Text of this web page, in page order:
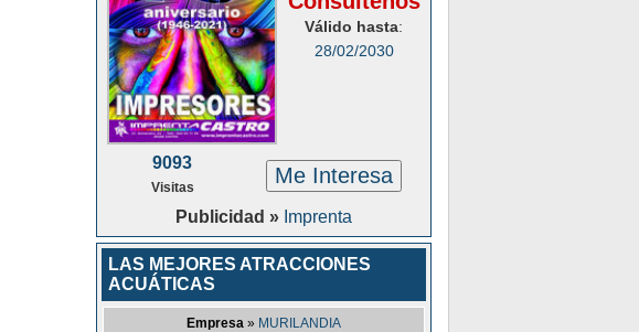
Válido hasta:
28/02/2030
9093
Visitas Me Interesa
Publicidad » Imprenta
LAS MEJORES ATRACCIONES
ACUÁTICAS
Empresa » MURILANDIA